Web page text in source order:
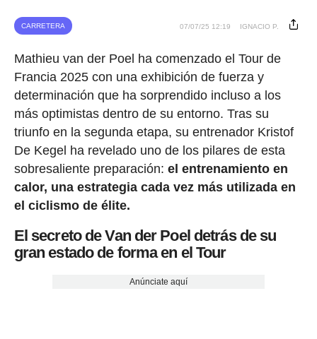
CARRETERA 07/07/25 12:19 IGNACIO P.
Mathieu van der Poel ha comenzado el Tour de
Francia 2025 con una exhibición de fuerza y
determinación que ha sorprendido incluso a los
más optimistas dentro de su entorno. Tras su
triunfo en la segunda etapa, su entrenador Kristof
De Kegel ha revelado uno de los pilares de esta
sobresaliente preparación: el entrenamiento en
calor, una estrategia cada vez más utilizada en
el ciclismo de élite.
El secreto de Van der Poel detrás de su
gran estado de forma en el Tour
Anúnciate aquí